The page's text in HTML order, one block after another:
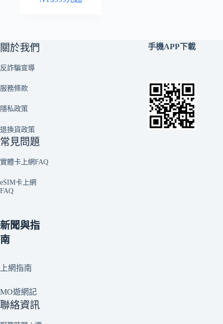
關於我們
反詐騙宣導
服務條款
隱私政策
退換貨政策
常見問題
實體卡上網FAQ
eSIM卡上網
FAQ
新聞與指
南
上網指南
MO遊網記
聯絡資訊
手機APP下載